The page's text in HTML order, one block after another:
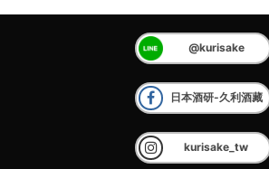
@kurisake
日本酒研-久利酒藏
kurisake_tw